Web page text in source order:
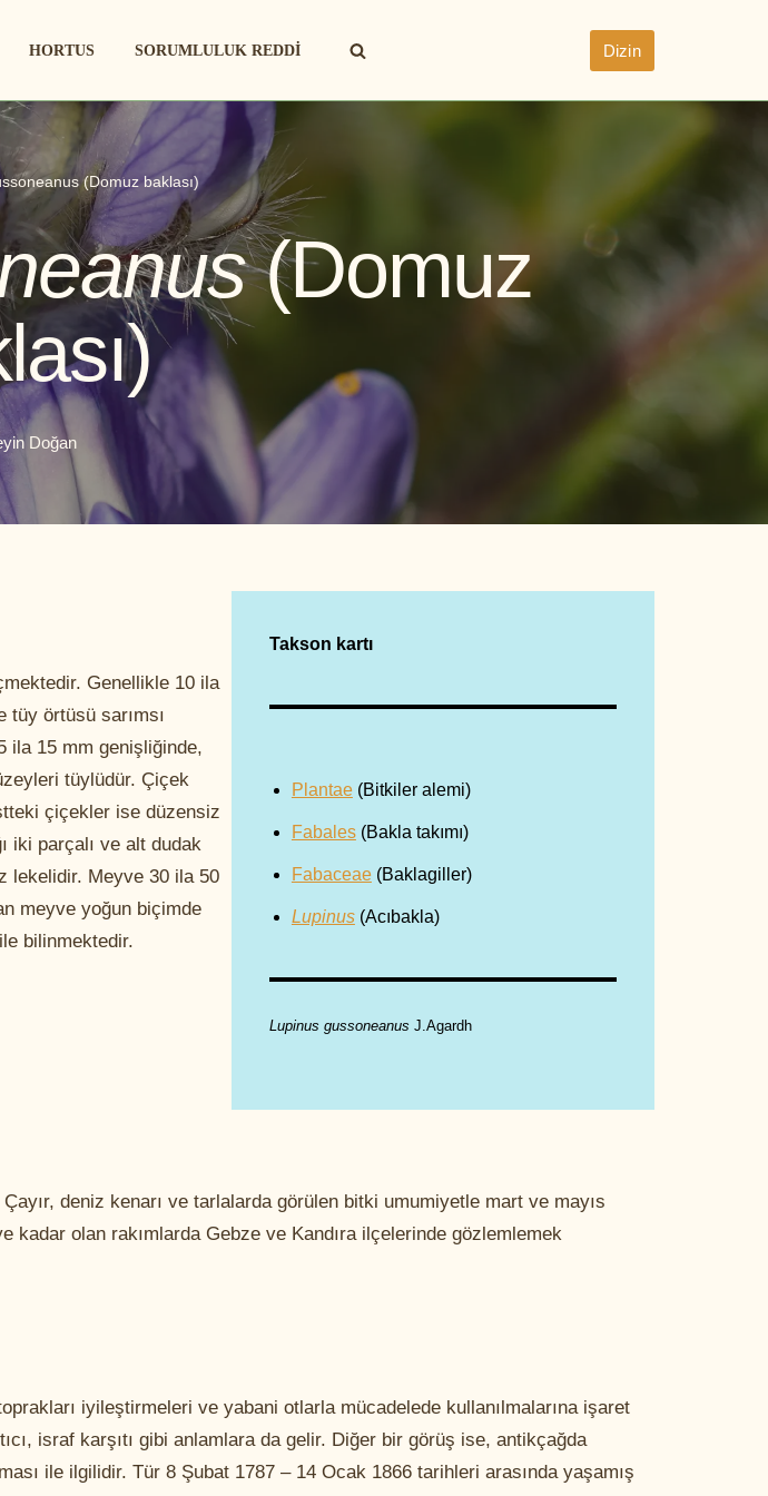
HORTUS SORUMLULUK REDDI Dizin
(Domuz baklası)
(Domuz
Doğan
Genellikle 10 ila
örtüsü sarımsı
ila 15 mm genişliğinde,
tüylüdür. Çiçek
çiçekler ise düzensiz
iki parçalı ve alt dudak
lekelidir. Meyve 30 ila 50
meyve yoğun biçimde
bilinmektedir.
Takson kartı
Plantae(Bitkiler alemi)
Fabales(Bakla takımı)
Fabaceae(Baklagiller)
Lupinus(Acıbakla)
Lupinus gussoneanus J.Agardh
Çayır, deniz kenarı ve tarlalarda görülen bitki umumiyetle mart ve mayıs
kadar olan rakımlarda Gebze ve Kandıra ilçelerinde gözlemlemek
iyileştirmeleri ve yabani otlarla mücadelede kullanılmalarına işaret
israf karşıtı gibi anlamlara da gelir. Diğer bir görüş ise, antikçağda
ile ilgilidir. Tür 8 Şubat 1787 – 14 Ocak 1866 tarihleri arasında yaşamış